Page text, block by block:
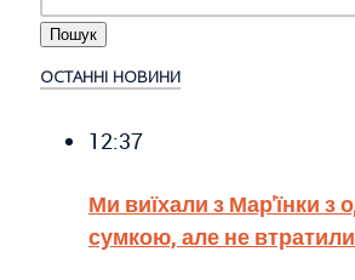
ОСТАННІ НОВИНИ
12:37
Ми виїхали з Мар'їнки з
сумкою, але не